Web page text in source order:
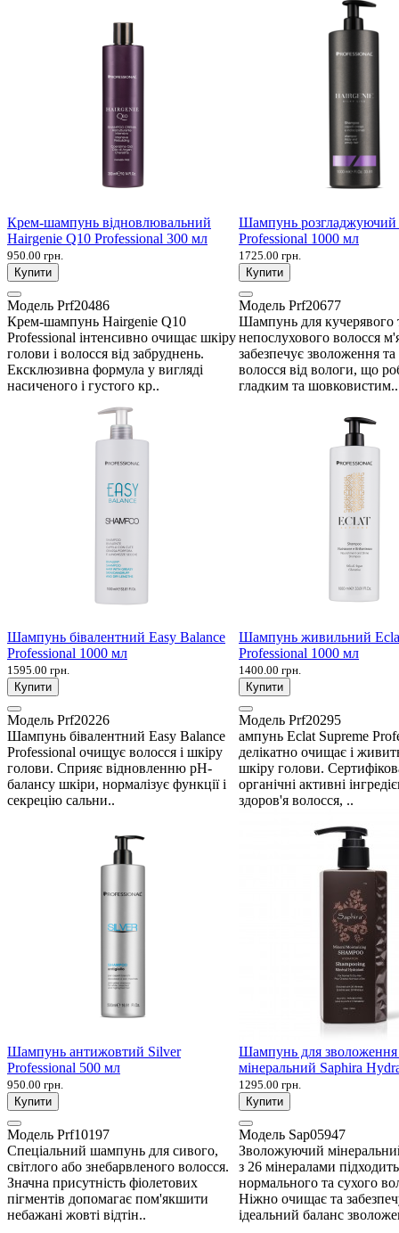
Крем-шампунь відновлювальний
Hairgenie Q10 Professional 300 мл
950.00 грн.
Купити
Модель Prf20486
Крем-шампунь Hairgenie Q10
Professional інтенсивно очищає шкіру
голови і волосся від забруднень.
Ексклюзивна формула у вигляді
насиченого і густого кр..
Шампунь розгладжуючий
Professional 1000 мл
1725.00 грн.
Купити
Модель Prf20677
Шампунь для кучерявого
непослухового волосся
забезпечує зволоження та
волосся від вологи, що
гладким та шовковистим..
Шампунь бівалентний Easy Balance
Professional 1000 мл
1595.00 грн.
Купити
Модель Prf20226
Шампунь бівалентний Easy Balance
Professional очищує волосся і шкіру
голови. Сприяє відновленню рН-
балансу шкіри, нормалізує функції і
секрецію сальни..
Шампунь живильний
Professional 1000 мл
1400.00 грн.
Купити
Модель Prf20295
ампунь Eclat Supreme
делікатно очищає і
шкіру голови.
органічні активні
здоров'я волосся, ..
Шампунь антижовтий Silver
Professional 500 мл
950.00 грн.
Купити
Модель Prf10197
Спеціальний шампунь для сивого,
світлого або знебарвленого волосся.
Значна присутність фіолетових
пігментів допомагає пом'якшити
небажані жовті відтін..
Шампунь для зволоження
мінеральний Saphira
1295.00 грн.
Купити
Модель Sap05947
Зволожуючий
з 26 мінералами
нормального та сухого
Ніжно очищає та
ідеальний баланс